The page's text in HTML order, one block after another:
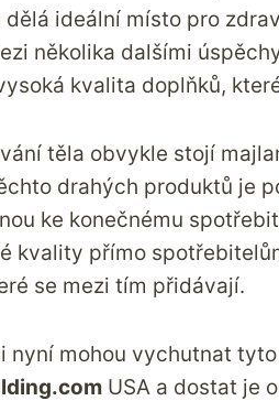
ideální místo pro
několika dalšími
kvalita doplňků,
těla obvykle stojí
drahých produktů je
ke konečnému
kvality přímo
se mezi tím přidávají.
nyní mohou vychutnat
USA a dostat je